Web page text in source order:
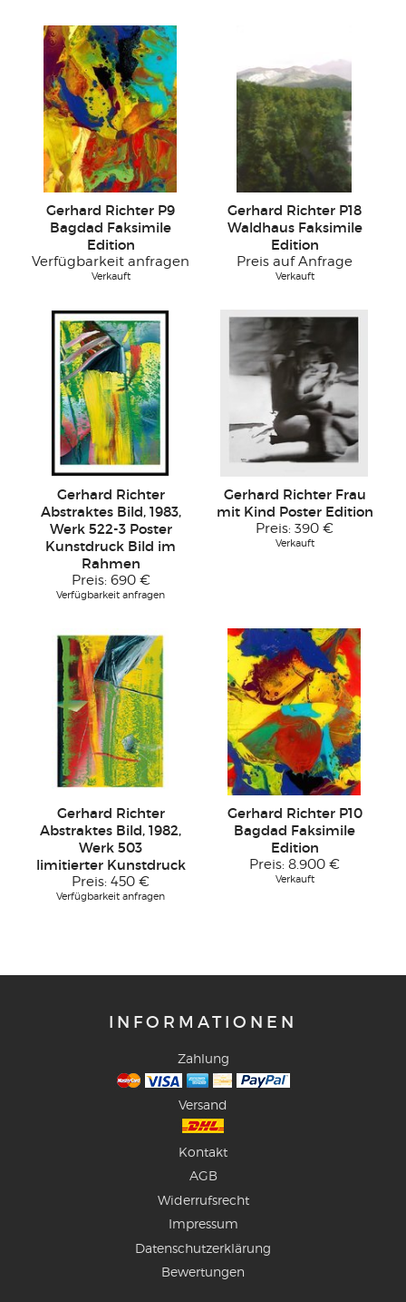
Gerhard Richter P9
Bagdad Faksimile
Edition
Verfügbarkeit anfragen
Verkauft
Gerhard Richter P18
Waldhaus Faksimile
Edition
Preis auf Anfrage
Verkauft
Gerhard Richter
Abstraktes Bild, 1983,
Werk 522-3 Poster
Kunstdruck Bild im
Rahmen
Preis: 690 €
Verfügbarkeit anfragen
Gerhard Richter Frau
mit Kind Poster Edition
Preis: 390 €
Verkauft
Gerhard Richter
Abstraktes Bild, 1982,
Werk 503
limitierter Kunstdruck
Preis: 450 €
Verfügbarkeit anfragen
Gerhard Richter P10
Bagdad Faksimile
Edition
Preis: 8.900 €
Verkauft
INFORMATIONEN
Zahlung
Versand
Kontakt
AGB
Widerrufsrecht
Impressum
Datenschutzerklärung
Bewertungen